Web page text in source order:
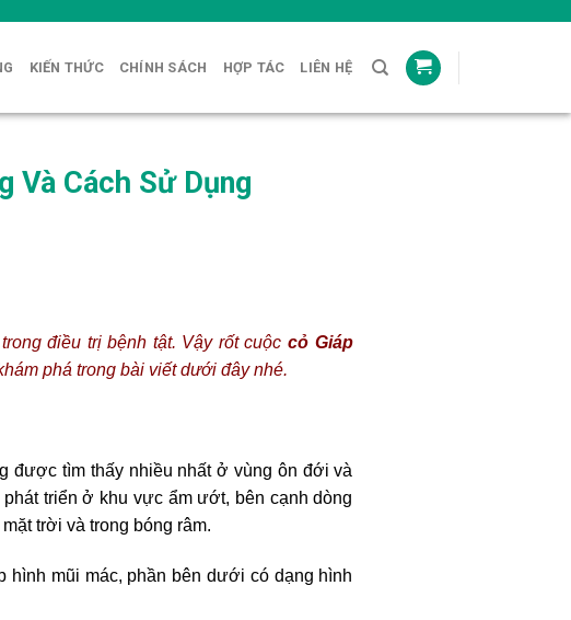
KIẾN THỨC CHÍNH SÁCH HỢP TÁC LIÊN HỆ
Và Cách Sử Dụng
điều trị bệnh tật. Vậy rốt cuộc cỏ Giáp
phá trong bài viết dưới đây nhé.
được tìm thấy nhiều nhất ở vùng ôn đới và
triển ở khu vực ẩm ướt, bên cạnh dòng
trời và trong bóng râm.
hình mũi mác, phần bên dưới có dạng hình